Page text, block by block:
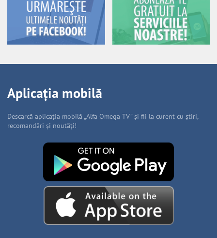
Aplicația mobilă
Descarcă aplicația mobilă „Alfa Omega TV” și fii la curent cu știri,
recomandări și noutăți!